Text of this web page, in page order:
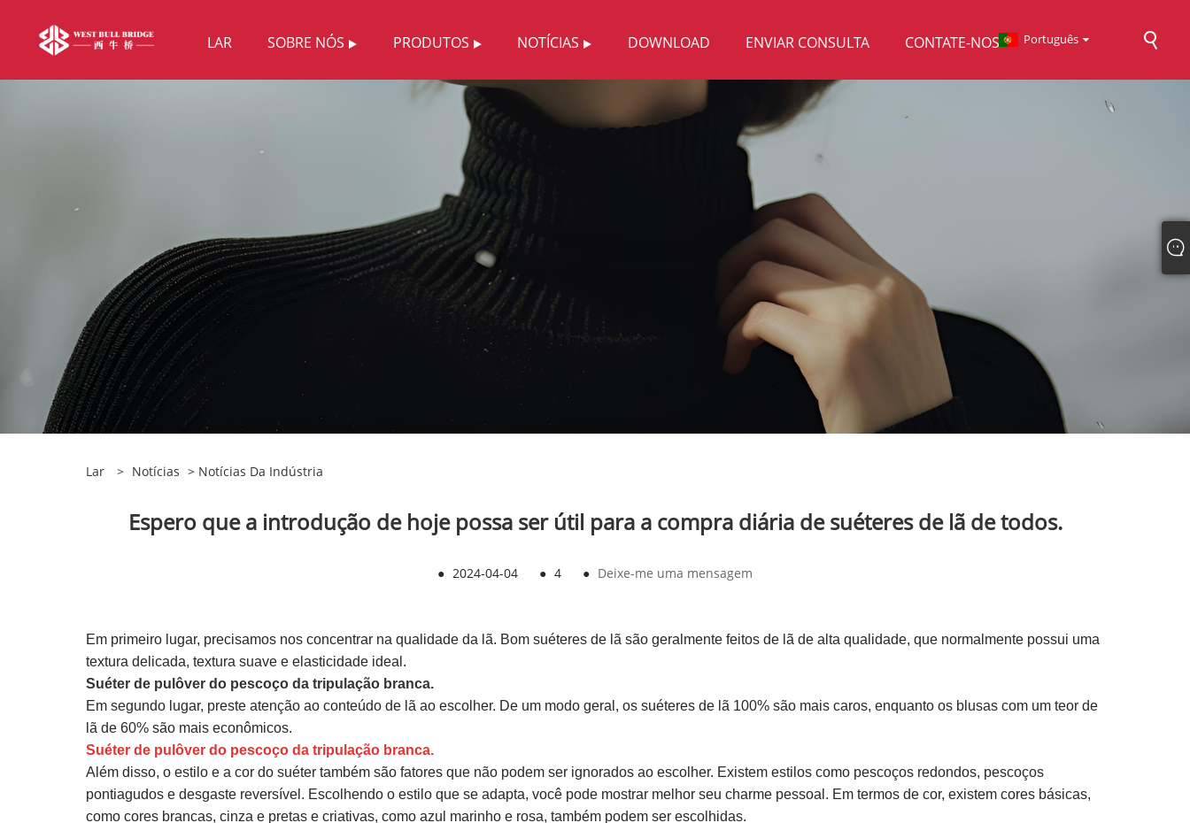
LAR SOBRE NÓS PRODUTOS NOTÍCIAS DOWNLOAD ENVIAR CONSULTA CONTATE-NOS Português
Lar > Notícias > Notícias Da Indústria
Espero que a introdução de hoje possa ser útil para a compra diária de suéteres de lã de todos.
● 2024-04-04 ● 4 ● Deixe-me uma mensagem
Em primeiro lugar, precisamos nos concentrar na qualidade da lã. Bom suéteres de lã são geralmente feitos de lã de alta qualidade, que normalmente possui uma
textura delicada, textura suave e elasticidade ideal.
Suéter de pulôver do pescoço da tripulação branca.
Em segundo lugar, preste atenção ao conteúdo de lã ao escolher. De um modo geral, os suéteres de lã 100% são mais caros, enquanto os blusas com um teor de
lã de 60% são mais econômicos.
Suéter de pulôver do pescoço da tripulação branca.
Além disso, o estilo e a cor do suéter também são fatores que não podem ser ignorados ao escolher. Existem estilos como pescoços redondos, pescoços
pontiagudos e desgaste reversível. Escolhendo o estilo que se adapta, você pode mostrar melhor seu charme pessoal. Em termos de cor, existem cores básicas,
como cores brancas, cinza e pretas e criativas, como azul marinho e rosa, também podem ser escolhidas.